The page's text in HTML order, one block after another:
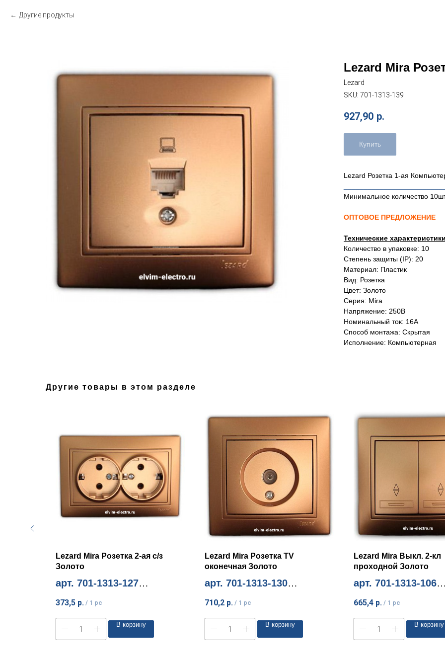
Другие продукты
Lezard Mira
Lezard
SKU: 701-1313-139
927,90 р.
Купить
Lezard Розетка 1-ая
Минимальное количество
ОПТОВОЕ ПРЕДЛОЖЕНИЕ
Технические
Количество в упаковке: 10
Степень защиты (IP): 20
Материал: Пластик
Вид: Розетка
Цвет: Золото
Серия: Mira
Напряжение: 250В
Номинальный ток: 16А
Способ монтажа: Скрытая
Исполнение: Компьютерная
Другие товары в этом разделе
Lezard Mira Розетка 2-ая с/з
Золото
арт. 701-1313-127
Миним. количество 10шт
373,5 р. / 1 pc
В корзину
Lezard Mira Розетка TV
оконечная Золото
арт. 701-1313-130
Миним. количество 10шт
710,2 р. / 1 pc
В корзину
Lezard Mira Выкл. 2-кл
проходной Золото
арт. 701-1313-106
Миним. количество 10шт
665,4 р. / 1 pc
В корзину